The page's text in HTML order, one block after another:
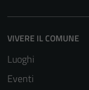
VIVERE IL COMUNE
Luoghi
Eventi